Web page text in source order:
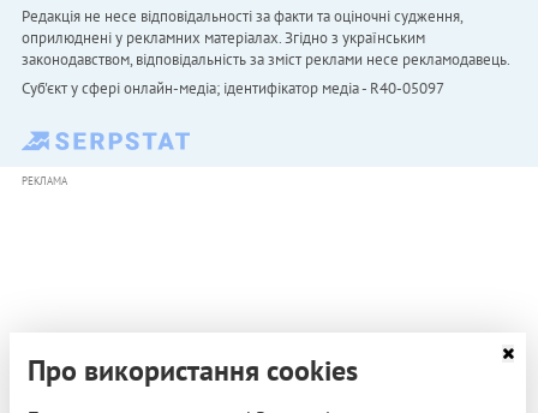
Редакція не несе відповідальності за факти та оціночні судження,
оприлюднені у рекламних матеріалах. Згідно з українським
законодавством, відповідальність за зміст реклами несе рекламодавець.
Cуб'єкт у сфері онлайн-медіа; ідентифікатор медіа - R40-05097
РЕКЛАМА
Про використання cookies